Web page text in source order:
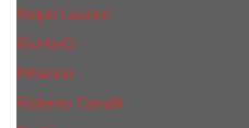
Ralph Lauren
RicHarD
Rihanna
Roberto Cavalli